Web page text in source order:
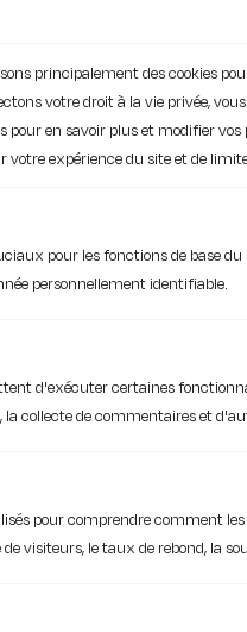
principalement des cookies
votre droit à la vie privée,
en savoir plus et modifier
expérience du site et de
pour les fonctions de base
personnellement identifiable.
d'exécuter certaines
collecte de commentaires et
pour comprendre comment
visiteurs, le taux de rebond, la
notrepack
Des experts à
concrètes et des
business !